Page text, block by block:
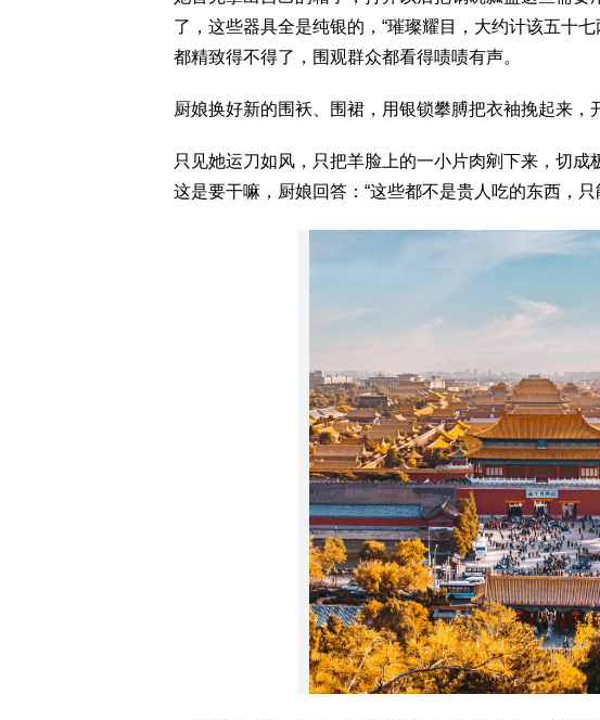
了，这些器具全是纯银的，“璀璨耀目，大约计该五十
都精致得不得了，围观群众都看得啧啧有声。
厨娘换好新的围袄、围裙，用银锁攀膊把衣袖挽起来，
只见她运刀如风，只把羊脸上的一小片肉剜下来，切
这是要干嘛，厨娘回答：“这些都不是贵人吃的东西，只